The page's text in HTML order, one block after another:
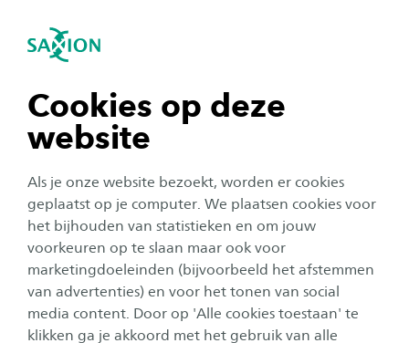
Cookies op deze
website
Als je onze website bezoekt, worden er cookies
geplaatst op je computer. We plaatsen cookies voor
het bijhouden van statistieken en om jouw
voorkeuren op te slaan maar ook voor
marketingdoeleinden (bijvoorbeeld het afstemmen
van advertenties) en voor het tonen van social
media content. Door op 'Alle cookies toestaan' te
klikken ga je akkoord met het gebruik van alle
Navigatie openen
tonen
tonen
tonen
tonen
sluiten
Energy Hubs voor Inpassing